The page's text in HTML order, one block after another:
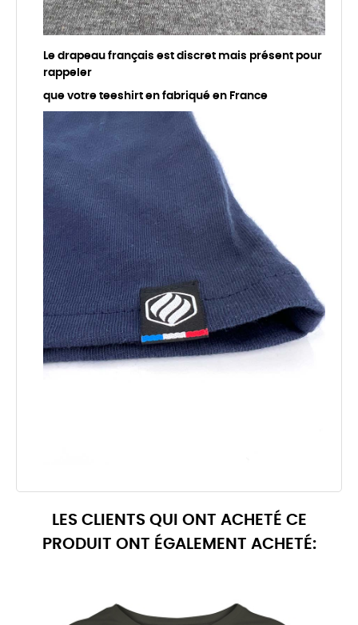
Le drapeau français est discret mais présent pour
rappeler
que votre teeshirt en fabriqué en France
LES CLIENTS QUI ONT ACHETÉ CE
PRODUIT ONT ÉGALEMENT ACHETÉ: